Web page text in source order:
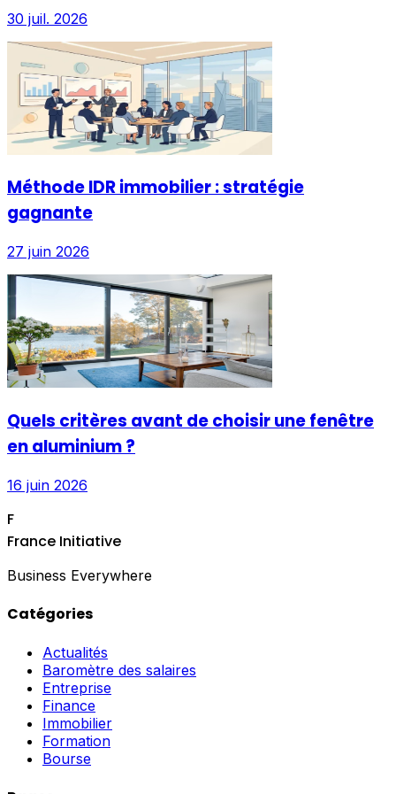
30 juil. 2026
Méthode IDR immobilier : stratégie
gagnante
27 juin 2026
Quels critères avant de choisir une fenêtre
en aluminium ?
16 juin 2026
F
France Initiative
Business Everywhere
Catégories
Actualités
Baromètre des salaires
Entreprise
Finance
Immobilier
Formation
Bourse